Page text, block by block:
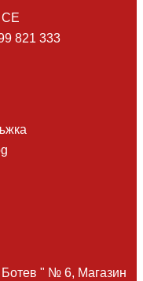
821 333
Ботев " № 6, Магазин